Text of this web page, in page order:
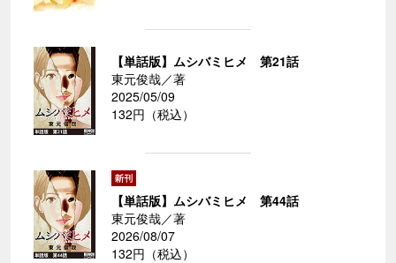
【単話版】ムシバミヒメ 第21話
東元俊哉／著
2025/05/09
132円（税込）
【単話版】ムシバミヒメ 第44話
東元俊哉／著
2026/08/07
132円（税込）